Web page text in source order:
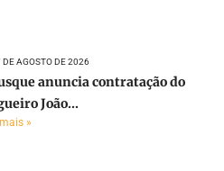
DE AGOSTO DE 2026
anuncia contratação do
João...
»